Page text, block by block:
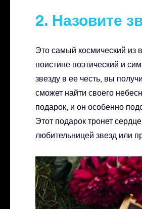
2. Назовите
Это самый космический из
поистине поэтический и
звезду в ее честь, вы
сможет найти своего
подарок, и он особенно
Этот подарок тронет
любительницей звезд или